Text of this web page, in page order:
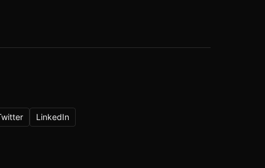
LinkedIn